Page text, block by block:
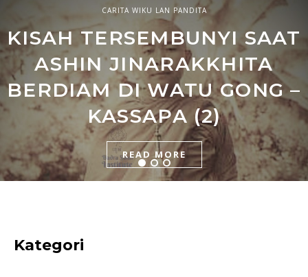
CARITA WIKU LAN PANDITA
KISAH TERSEMBUNYI SAAT
ASHIN JINARAKKHITA
BERDIAM DI WATU GONG –
KASSAPA (2)
READ MORE
LIPUTAN
BATIK STAB SYAILENDRA,
HAMPIR NJAWIL PUTRI
CAMPA (1)
READ MORE
CINDERAMATA BADRA SANTI
BIOGRAFI BHIKKHU
JINAPHALO, THERA.
BHIKKHU BERUSIA 1 ABAD
READ MORE
Kategori